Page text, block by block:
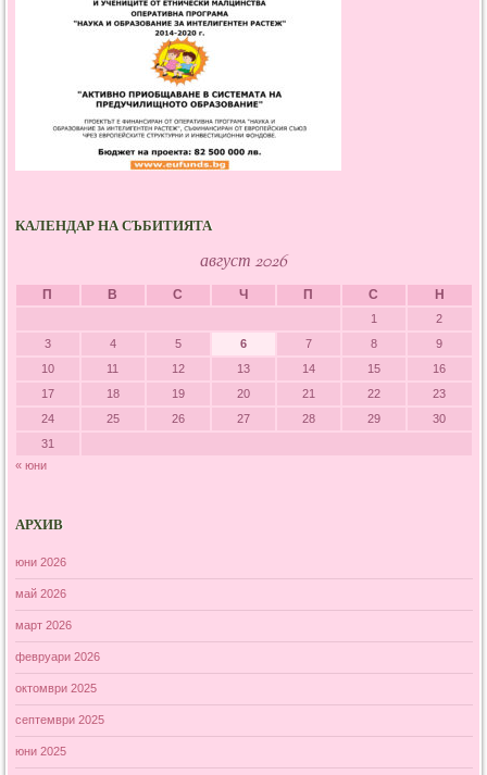
КАЛЕНДАР НА СЪБИТИЯТА
август 2026
П В С Ч П С Н
1
2
3
4 5 6 7 8
9
10
11 12 13 14 15
16
17
18 19 20 21 22
23
24
25 26 27 28 29
30
31
« юни
АРХИВ
юни 2026
май 2026
март 2026
февруари 2026
октомври 2025
септември 2025
юни 2025